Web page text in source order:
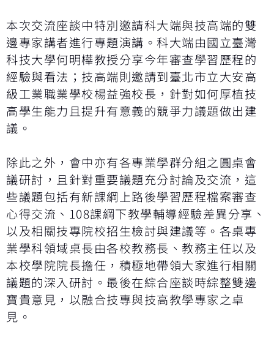
本次交流座談中特別邀請科大端與技高端的雙
邊專家講者進行專題演講。科大端由國立臺灣
科技大學何明樺教授分享今年審查學習歷程的
經驗與看法；技高端則邀請到臺北市立大安高
級工業職業學校楊益強校長，針對如何厚植技
高學生能力且提升有意義的競爭力議題做出建
議。
除此之外，會中亦有各專業學群分組之圓桌會
議研討，且針對重要議題充分討論及交流，這
些議題包括有新課綱上路後學習歷程檔案審查
心得交流、108課綱下教學輔導經驗差異分享、
以及相關技專院校招生檢討與建議等。各桌專
業學科領域桌長由各校教務長、教務主任以及
本校學院院長擔任，積極地帶領大家進行相關
議題的深入研討。最後在綜合座談時綜整雙邊
寶貴意見，以融合技專與技高教學專家之卓
見。